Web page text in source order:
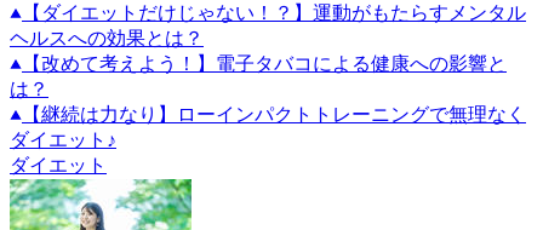
【ダイエットだけじゃない！？】運動がもたらすメンタル
ヘルスへの効果とは？
【改めて考えよう！】電子タバコによる健康への影響と
は？
【継続は力なり】ローインパクトトレーニングで無理なく
ダイエット♪
ダイエット